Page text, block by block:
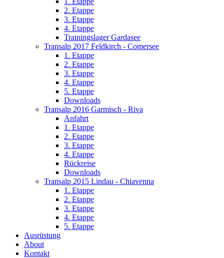
2. Etappe
3. Etappe
4. Etappe
Trainingslager Gardasee
Transalp 2017 Feldkirch - Comersee
1. Etappe
2. Etappe
3. Etappe
4. Etappe
5. Etappe
Downloads
Transalp 2016 Garmisch - Riva
Anfahrt
1. Etappe
2. Etappe
3. Etappe
4. Etappe
Rückreise
Downloads
Transalp 2015 Lindau - Chiavenna
1. Etappe
2. Etappe
3. Etappe
4. Etappe
5. Etappe
Ausrüstung
About
Kontakt